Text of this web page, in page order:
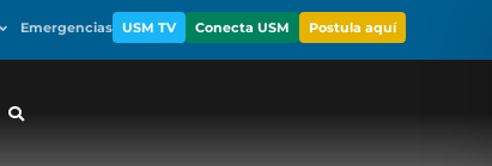
Emergencias USM TV Conecta USM Postula aquí